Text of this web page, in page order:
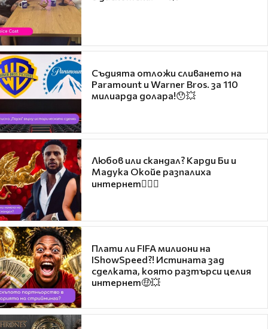
Съдията отложи сливането на
Paramount и Warner Bros. за 110
милиарда долара!😯💥
Любов или скандал? Карди Би и
Мадука Окойе разпалиха
интернет❤️‍🔥🔥
Плати ли FIFA милиони на
IShowSpeed?! Истината зад
сделката, която разтърси целия
интернет🤑💥